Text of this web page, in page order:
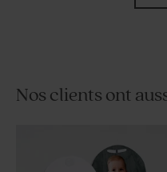
Nos clients ont